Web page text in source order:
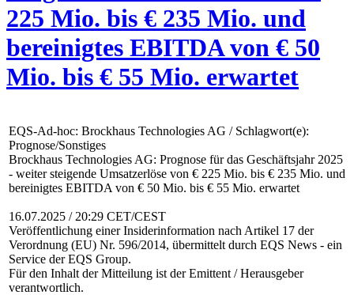
225 Mio. bis € 235 Mio. und
bereinigtes EBITDA von € 50
Mio. bis € 55 Mio. erwartet
EQS-Ad-hoc: Brockhaus Technologies AG / Schlagwort(e):
Prognose/Sonstiges
Brockhaus Technologies AG: Prognose für das Geschäftsjahr 2025
- weiter steigende Umsatzerlöse von € 225 Mio. bis € 235 Mio. und
bereinigtes EBITDA von € 50 Mio. bis € 55 Mio. erwartet
16.07.2025 / 20:29 CET/CEST
Veröffentlichung einer Insiderinformation nach Artikel 17 der
Verordnung (EU) Nr. 596/2014, übermittelt durch EQS News - ein
Service der EQS Group.
Für den Inhalt der Mitteilung ist der Emittent / Herausgeber
verantwortlich.